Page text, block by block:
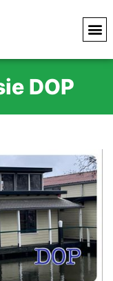
DOP